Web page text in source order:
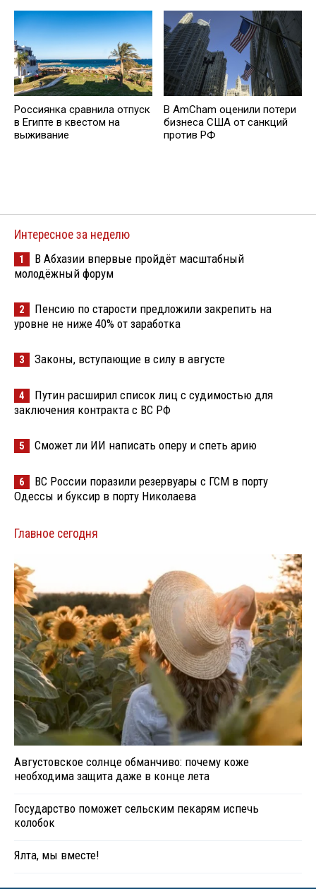
Россиянка сравнила отпуск
в Египте в квестом на
выживание
В AmCham оценили потери
бизнеса США от санкций
против РФ
Интересное за неделю
1
В Абхазии впервые пройдёт масштабный
молодёжный форум
2
Пенсию по старости предложили закрепить на
уровне не ниже 40% от заработка
3 Законы, вступающие в силу в августе
4
Путин расширил список лиц с судимостью для
заключения контракта с ВС РФ
5 Сможет ли ИИ написать оперу и спеть арию
6
ВС России поразили резервуары с ГСМ в порту
Одессы и буксир в порту Николаева
Главное сегодня
Августовское солнце обманчиво: почему коже
необходима защита даже в конце лета
Государство поможет сельским пекарям испечь
колобок
Ялта, мы вместе!